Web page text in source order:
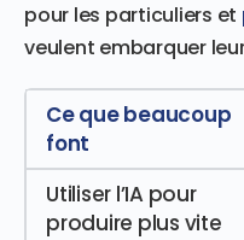
pour les particuliers et
veulent embarquer
Ce que beaucoup
font
Utiliser l’IA pour
produire plus vite